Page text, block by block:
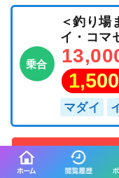
乗合
＜釣り
イ・コマ
1,500
マダイ
「竜一丸」
予約プランを